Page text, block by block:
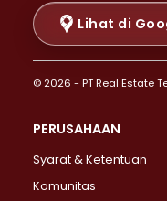
Properti Dijual di
Properti Dijual di Pasar
Properti Dijual di
Properti Dijual di
Properti Dijual di Lebak
Properti Dijual di
Properti Dijual di
Lihat di
© 2026 - PT Real Estate
PERUSAHAAN
Syarat & Ketentuan
Komunitas